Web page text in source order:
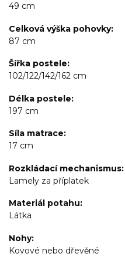
49 cm
Celková výška pohovky
87 cm
Šířka postele
102/122/142/162 cm
Délka postele
197 cm
Síla matrace
17 cm
Rozkládací mechanismus
Lamely za příplatek
Materiál potahu
Látka
Nohy
Kovové nebo dřevěné